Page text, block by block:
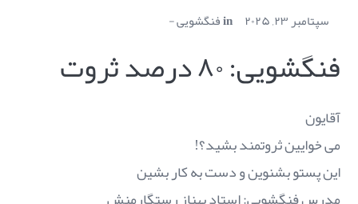
سپتامبر ۲۳, ۲۰۲۵ inفنگشویی
فنگشویی: ۸۰ درصد ثروت
آقایون
می خوایین ثروتمند بشید؟!
این پستو بشنوین و دست به کار بشین